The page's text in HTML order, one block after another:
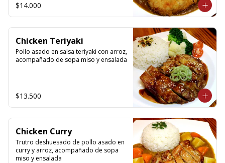
$14.000
Chicken Teriyaki
Pollo asado en salsa teriyaki con arroz,
acompañado de sopa miso y ensalada
$13.500
Chicken Curry
Trutro deshuesado de pollo asado en
curry y arroz, acompañado de sopa
miso y ensalada